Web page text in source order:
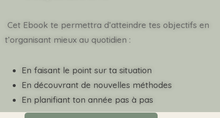
Cet Ebook te permettra d’atteindre tes objectifs en
t’organisant mieux au quotidien :
En faisant le point sur ta situation
En découvrant de nouvelles méthodes
En planifiant ton année pas à pas